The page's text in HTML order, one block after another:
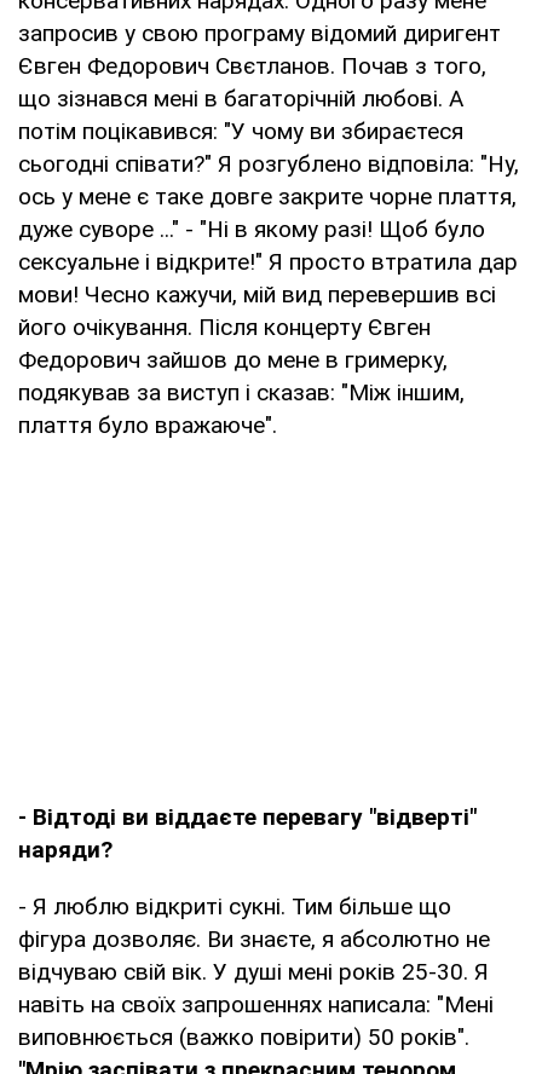
запросив у свою програму відомий диригент
Євген Федорович Свєтланов. Почав з того,
що зізнався мені в багаторічній любові. А
потім поцікавився: "У чому ви збираєтеся
сьогодні співати?" Я розгублено відповіла: "Ну,
ось у мене є таке довге закрите чорне плаття,
дуже суворе ..." - "Ні в якому разі! Щоб було
сексуальне і відкрите!" Я просто втратила дар
мови! Чесно кажучи, мій вид перевершив всі
його очікування. Після концерту Євген
Федорович зайшов до мене в гримерку,
подякував за виступ і сказав: "Між іншим,
плаття було вражаюче".
- Відтоді ви віддаєте перевагу "відверті"
наряди?
- Я люблю відкриті сукні. Тим більше що
фігура дозволяє. Ви знаєте, я абсолютно не
відчуваю свій вік. У душі мені років 25-30. Я
навіть на своїх запрошеннях написала: "Мені
виповнюється (важко повірити) 50 років".